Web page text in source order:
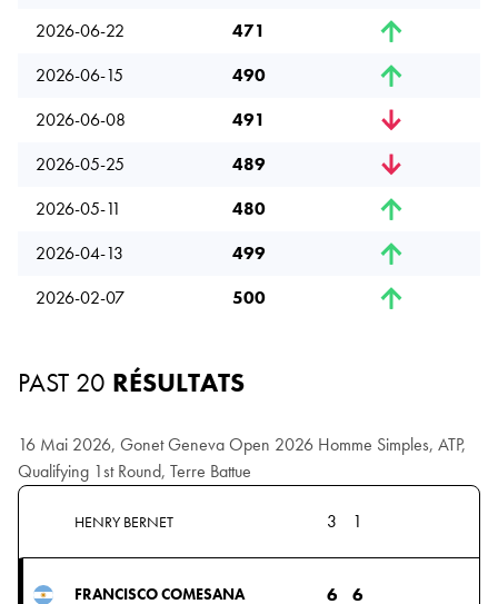
2026-06-22
471
2026-06-15
490
2026-06-08
491
2026-05-25
489
2026-05-11
480
2026-04-13
499
2026-02-07
500
PAST 20 RÉSULTATS
16 Mai 2026, Gonet Geneva Open 2026 Homme Simples, ATP,
Qualifying 1st Round, Terre Battue
HENRY BERNET 3 1
FRANCISCO COMESANA 6 6